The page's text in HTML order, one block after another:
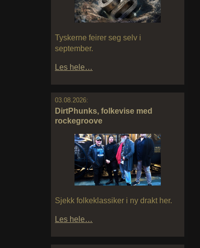
Tyskerne feirer seg selv i
september.
Les hele…
03.08.2026:
DirtPhunks, folkevise med
rockegroove
Sjekk folkeklassiker i ny drakt her.
Les hele…